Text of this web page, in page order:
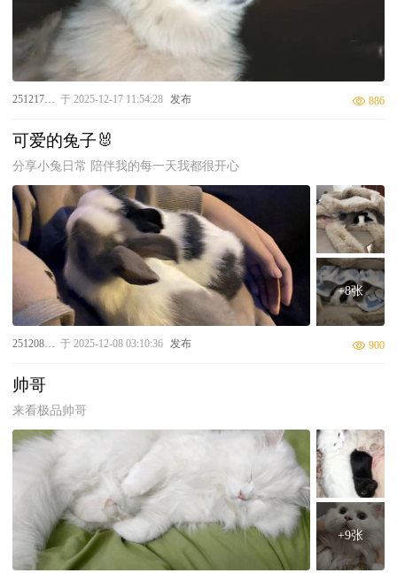
25121710015 于 2025-12-17 11:54:28 发布 886
可爱的兔子🐰
分享小兔日常 陪伴我的每一天我都很开心
+8张
25120810008 于 2025-12-08 03:10:36 发布 900
帅哥
来看极品帅哥
+9张